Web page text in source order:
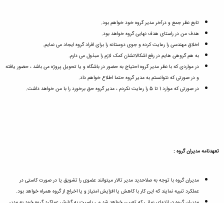
تابع نظر جمع و درآخر مدیر گروه خود خواهم بود.
هدف من در راستای هدف نهایی گروه خواهد بود.
اخلاق مهندسی را رعایت کرده و جوی دوستانه را برای افراد گروه ایجاد می نمایم.
به هم گروهی هایم در رفع اشکالاتشان کمک لازم را مبذول می دارم.
در مواردی که با نظر مدیر گروه احتیاج به حضور در باشگاه و یا تحویل پروژه می باشد ، حضور یافته
و در صورتی که نتوانستم به مدیر گروه حتما اطلاع خواهم داد.
در صورتی که موارد 1 تا 5 را رعایت نکردم ، مدیر گروه حق برخورد را با من خواهد داشت.
تعهدنامه مدیران گروه :
مدیران گروه با توجه به صلاحدید مدیر تالار میتوانند عضوی را تشویق یا در صورت کاستی در
عملکرد تنبیه نمایند که این کار با کاهش یا افزایش امتیاز و یا اخراج از گروه همراه خواهد بود.